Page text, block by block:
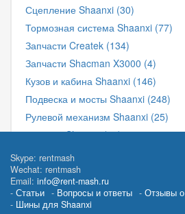
Сцепление Shaanxi (30)
Тормозная система Shaanxi (77)
Запчасти Createk (134)
Запчасти Shacman X3000 (4)
Кузов и кабина Shaanxi (146)
Подвеска и мосты Shaanxi (248)
Рулевой механизм Shaanxi (25)
Фильтра Shaanxi (11)
Фильтра для грузовиков и
Электрика и датчики Shaanxi (67)
Skype: rentmash
Wechat: rentmash
Email: info@rent-mash.ru
Статьи
Вопросы и ответы
Отзывы о
Шины для Shaanxi